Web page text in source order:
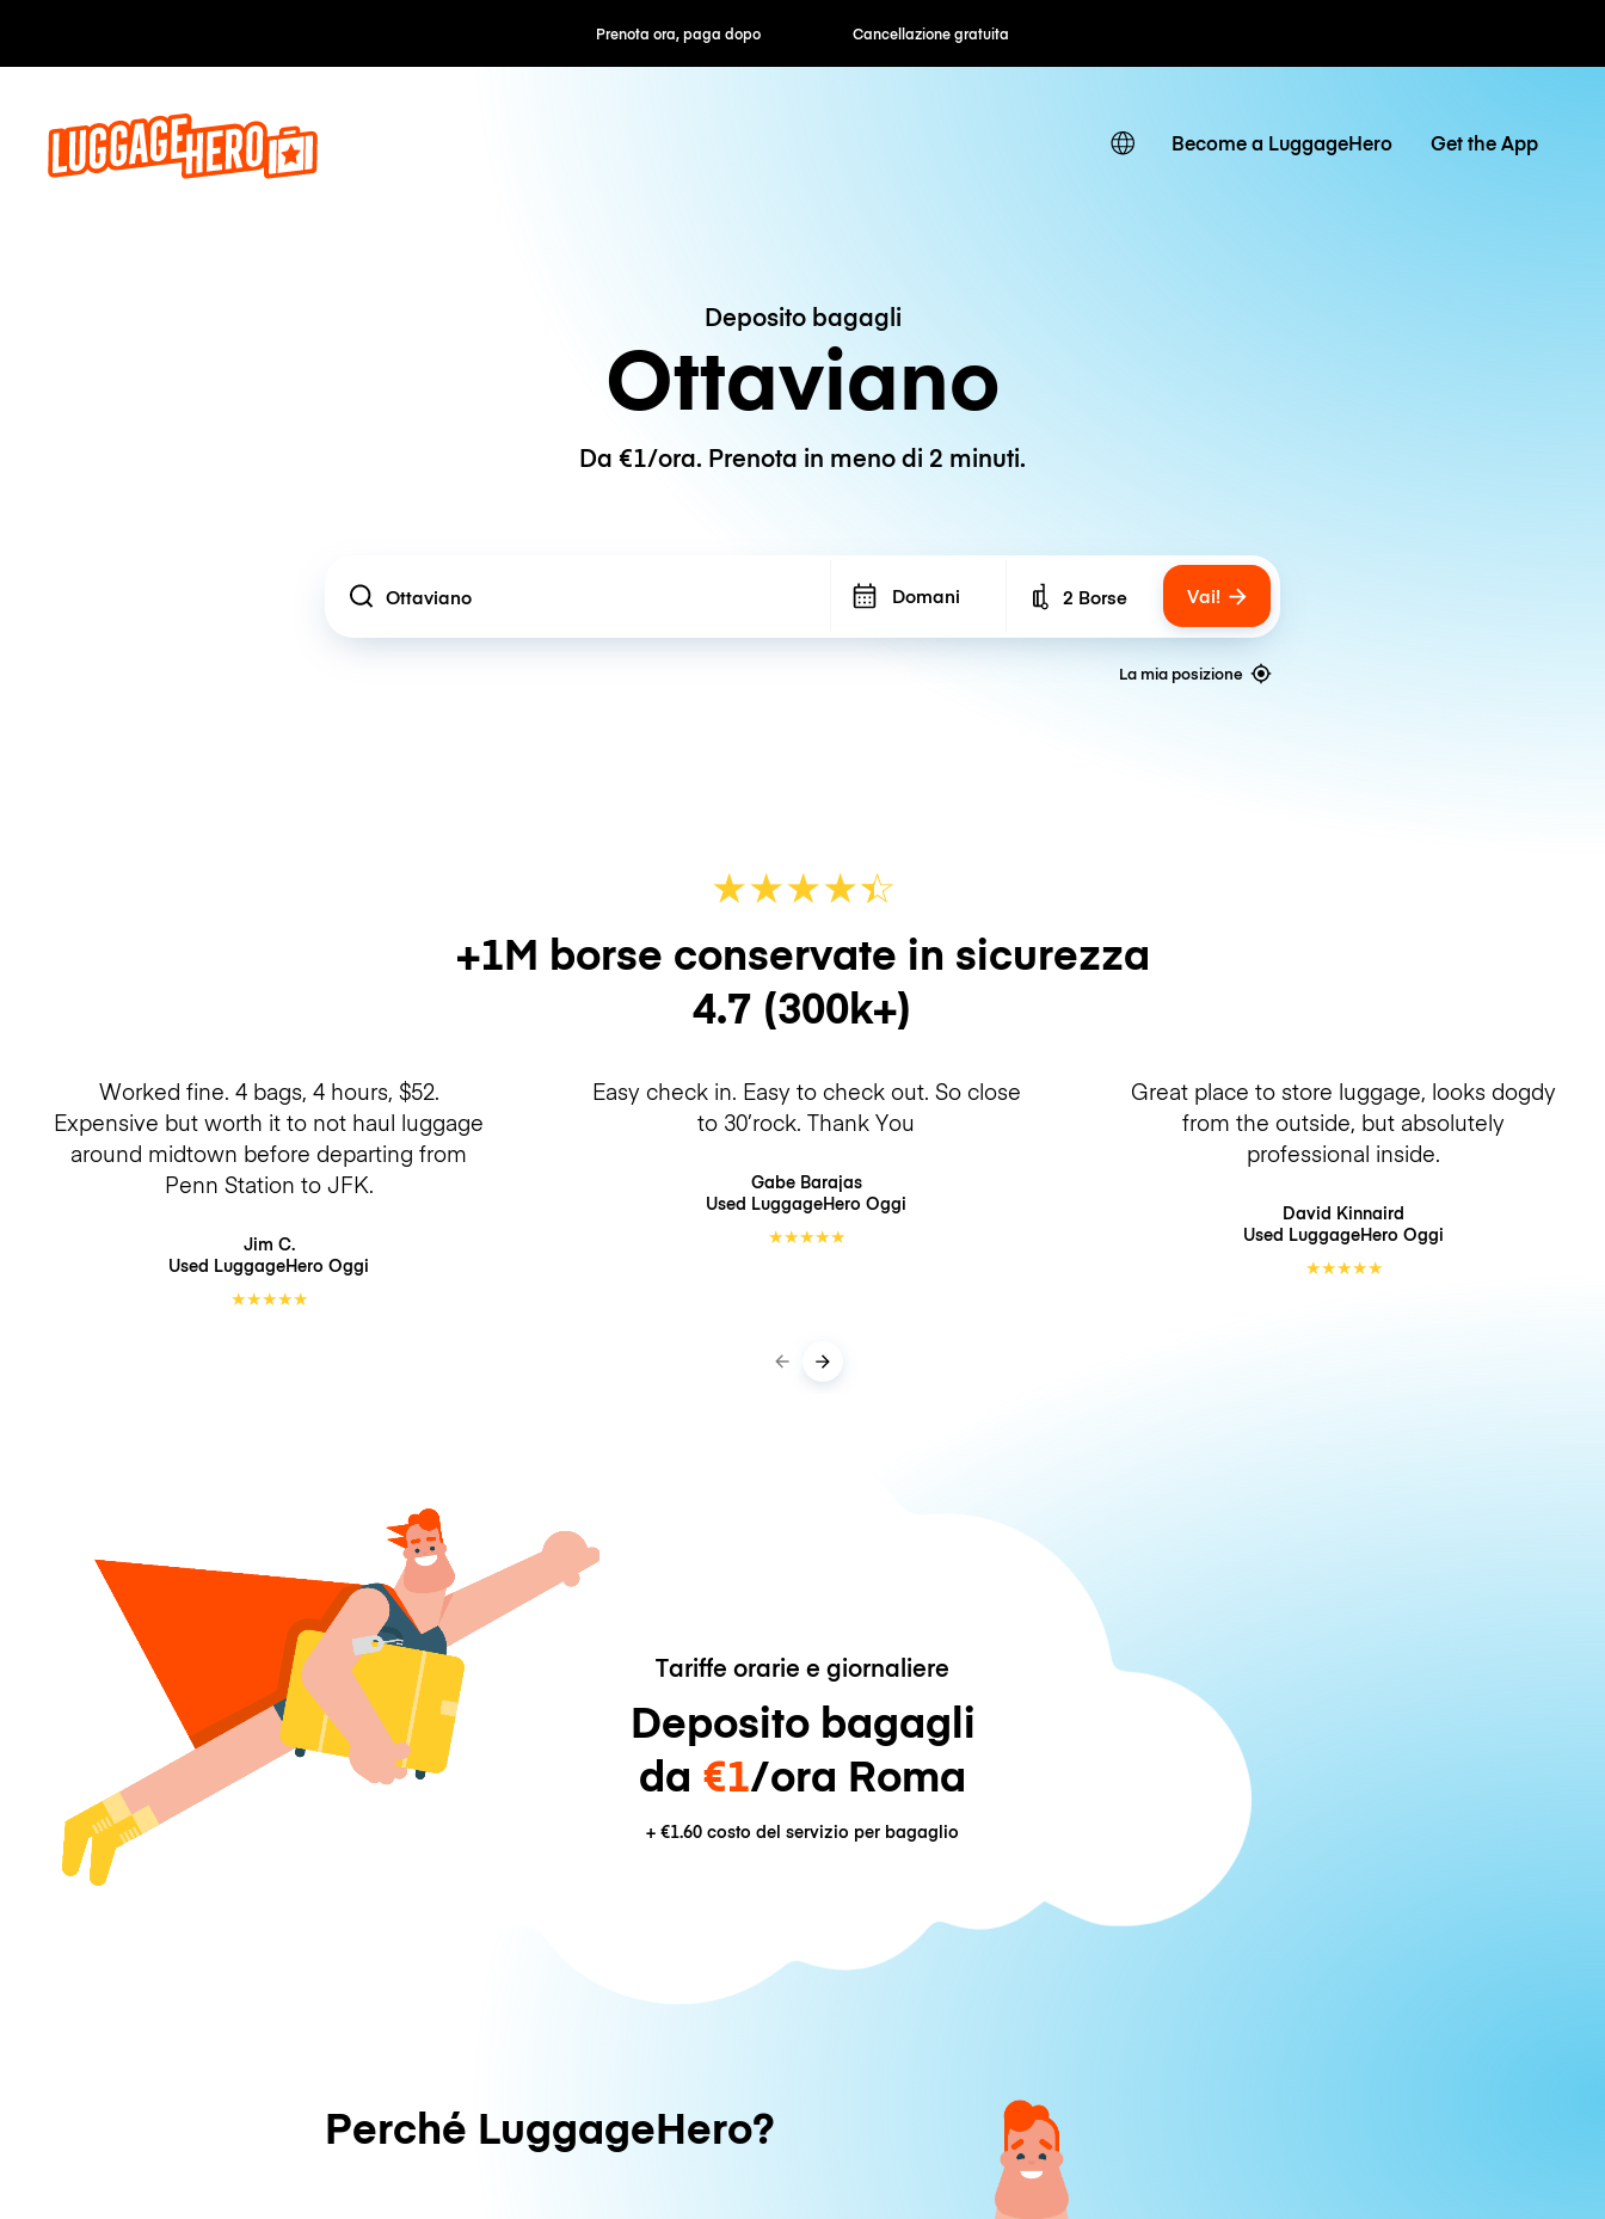
Prenota ora, paga dopo Cancellazione gratuita Tariffe orarie / giornaliere
Become a LuggageHero Get the App
Deposito bagagli
Ottaviano
Da €1/ora. Prenota in meno di 2 minuti.
Location Domani Number of bags
2 Borse Vai!
La mia posizione
★★★★☆
★
+1M borse conservate in sicurezza
4.7 (300k+)
Worked fine. 4 bags, 4 hours, $52.
Expensive but worth it to not haul luggage
around midtown before departing from
Penn Station to JFK.
Jim C.
Used LuggageHero Oggi
★★★★★
Easy check in. Easy to check out. So close
to 30’rock. Thank You
Gabe Barajas
Used LuggageHero Oggi
★★★★★
Great place to store luggage, looks dogdy
from the outside, but absolutely
professional inside.
David Kinnaird
Used LuggageHero Oggi
★★★★★
Tariffe orarie e giornaliere
Deposito bagagli
da €1/ora Roma
+ €1.60 costo del servizio per bagaglio
Perché LuggageHero?